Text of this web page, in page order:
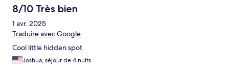
8/10 Très bien
1 avr. 2025
Traduire avec Google
Cool little hidden spot
Joshua, séjour de 4 nuits